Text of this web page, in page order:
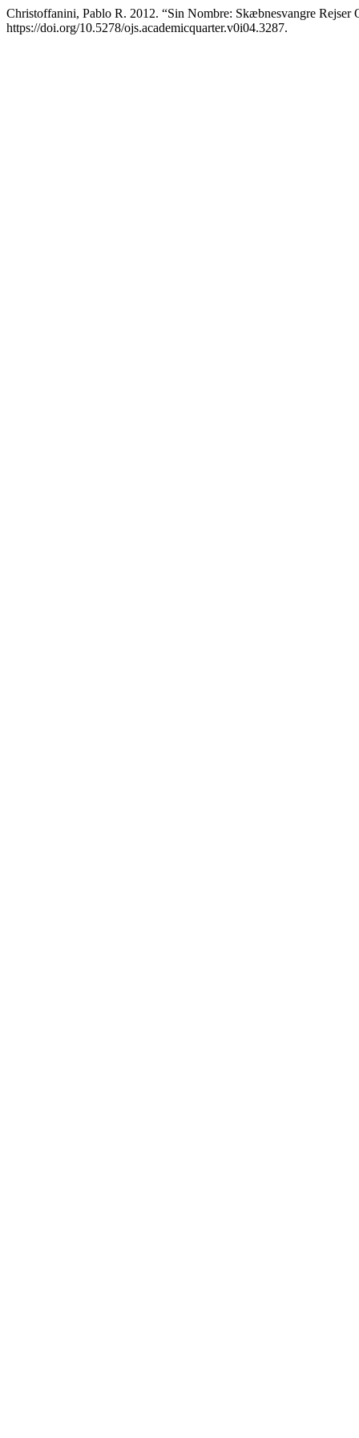
Christoffanini, Pablo R. 2012. “Sin Nombre: Skæbnesvangre
https://doi.org/10.5278/ojs.academicquarter.v0i04.3287.